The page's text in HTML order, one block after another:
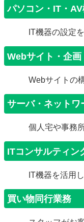
パソコン・IT・
IT機器の設定
Webサイト・企
Webサイトの
サーバ・ネットワ
個人宅や事務
ITコンサルティン
IT機器を活用
買い物同行業務